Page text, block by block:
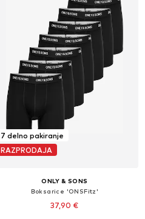
7 delno pakiranje
RAZPRODAJA
ONLY & SONS
Boksarice 'ONSFitz'
37,90 €